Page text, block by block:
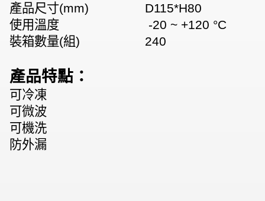
產品尺寸(mm)
D115*H80
使用溫度
-20 ~ +120 °C
裝箱數量(組)
240
產品特點：
可冷凍
可微波
可機洗
防外漏